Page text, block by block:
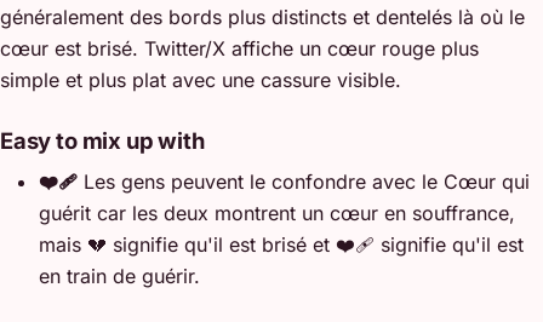
généralement des bords plus distincts et dentelés là où le
cœur est brisé. Twitter/X affiche un cœur rouge plus
simple et plus plat avec une cassure visible.
Easy to mix up with
❤️‍🩹 Les gens peuvent le confondre avec le Cœur qui
guérit car les deux montrent un cœur en souffrance,
mais 💔 signifie qu'il est brisé et ❤️‍🩹 signifie qu'il est
en train de guérir.